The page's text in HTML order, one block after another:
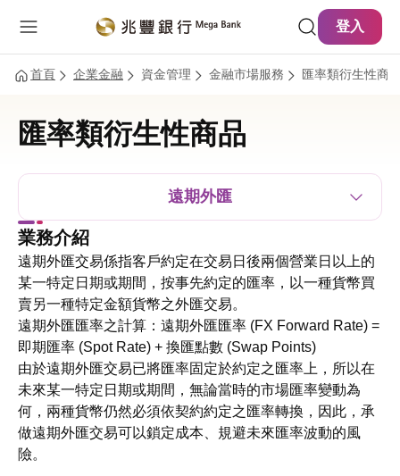
登入
首頁 企業金融 資金管理 金融市場服務 匯率類衍生性商
匯率類衍生性商品
遠期外匯
業務介紹
遠期外匯交易係指客戶約定在交易日後兩個營業日以上的
某一特定日期或期間，按事先約定的匯率，以一種貨幣買
賣另一種特定金額貨幣之外匯交易。
遠期外匯匯率之計算：遠期外匯匯率 (FX Forward Rate) =
即期匯率 (Spot Rate) + 換匯點數 (Swap Points)
由於遠期外匯交易已將匯率固定於約定之匯率上，所以在
未來某一特定日期或期間，無論當時的市場匯率變動為
何，兩種貨幣仍然必須依契約約定之匯率轉換，因此，承
做遠期外匯交易可以鎖定成本、規避未來匯率波動的風
險。